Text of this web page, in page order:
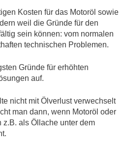
Kosten für das Motoröl sowie
weil die Gründe für den
sein können: vom normalen
technischen Problemen.
Gründe für erhöhten
auf.
nicht mit Ölverlust verwechselt
man dann, wenn Motoröl oder
als Öllache unter dem